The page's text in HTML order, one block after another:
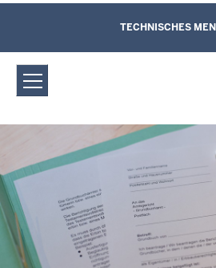
Amtsgericht
Grundbuchabteilungen
Direkt zum Inhalt
Leichte Sprache,
und Kontaktformular
TECHNISCHES